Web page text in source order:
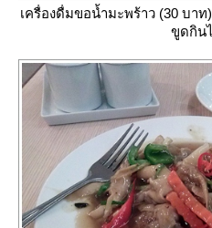
เครื่องดื่มขอน้ำมะพร้าว (30 บาท
ขูดกิน